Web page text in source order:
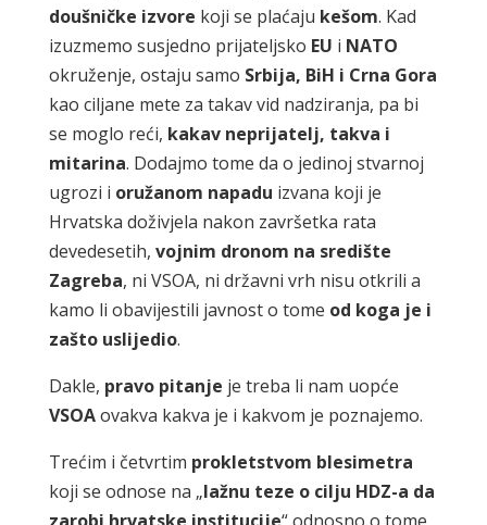
doušničke izvore koji se plaćaju kešom. Kad
izuzmemo susjedno prijateljsko EU i NATO
okruženje, ostaju samo Srbija, BiH i Crna Gora
kao ciljane mete za takav vid nadziranja, pa bi
se moglo reći, kakav neprijatelj, takva i
mitarina. Dodajmo tome da o jedinoj stvarnoj
ugrozi i oružanom napadu izvana koji je
Hrvatska doživjela nakon završetka rata
devedesetih, vojnim dronom na središte
Zagreba, ni VSOA, ni državni vrh nisu otkrili a
kamo li obavijestili javnost o tome od koga je i
zašto uslijedio.
Dakle, pravo pitanje je treba li nam uopće
VSOAovakva kakva je i kakvom je poznajemo.
Trećim i četvrtim prokletstvom blesimetra
koji se odnose na „lažnu teze o cilju HDZ-a da
zarobi hrvatske institucije“ odnosno o tome